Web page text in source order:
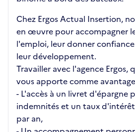
Chez Ergos Actual Insertion,
en œuvre pour accompagner
l'emploi, leur donner
leur développement.
Travailler avec l'agence Ergos,
vous apporte comme
- L'accès à un livret d'épargne
indemnités et un taux
par an,